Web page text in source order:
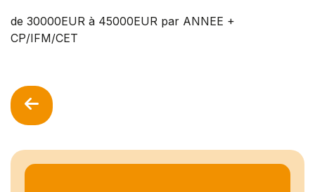
de 30000EUR à 45000EUR par ANNEE +
CP/IFM/CET